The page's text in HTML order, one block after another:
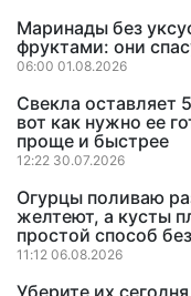
Маринады без
фруктами: они
06:00 01.08.2026
Свекла оставляет
вот как нужно ее
проще и быстрее
12:22 30.07.2026
Огурцы поливаю
желтеют, а кусты
простой способ
11:12 06.08.2026
Уберите их